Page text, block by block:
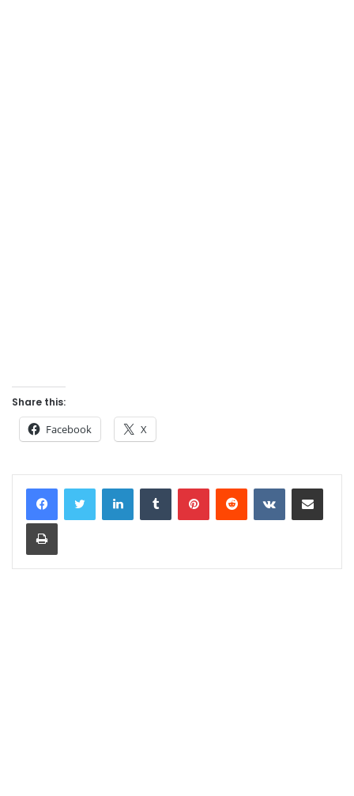
Share this:
Facebook X
LinkedInTumblr PinterestReddit VKontakteShare via Email
Print